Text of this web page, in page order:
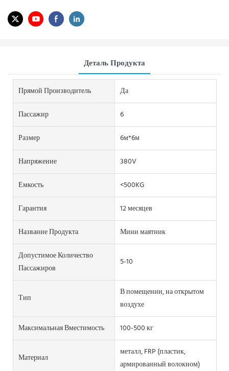
Деталь Продукта
Прямой Производитель
Да
Пассажир
6
Размер
6м*6м
Напряжение
380V
Емкость
<500KG
Гарантия
12 месяцев
Название Продукта
Мини маятник
Допустимое Количество
Пассажиров
5-10
Тип
В помещении, на открытом
воздухе
Максимальная Вместимость
100-500 кг
Материал
металл, FRP (пластик,
армированный волокном)